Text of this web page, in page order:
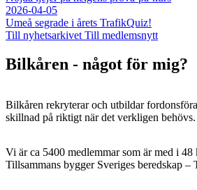
2026-04-05
Umeå segrade i årets TrafikQuiz!
Till nyhetsarkivet Till medlemsnytt
Bilkåren - något för mig?
Bilkåren rekryterar och utbildar
skillnad på riktigt när det verkligen behövs.
Vi är ca 5400 medlemmar som är med i
Tillsammans bygger Sveriges beredskap –